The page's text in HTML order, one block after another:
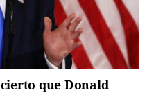
que Donald